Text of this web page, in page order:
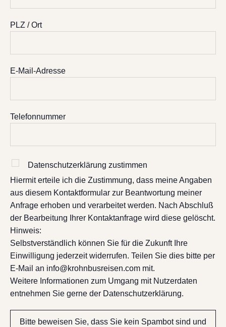
PLZ / Ort
E-Mail-Adresse
Telefonnummer
Datenschutzerklärung zustimmen
Hiermit erteile ich die Zustimmung, dass meine Angaben
aus diesem Kontaktformular zur Beantwortung meiner
Anfrage erhoben und verarbeitet werden. Nach Abschluß
der Bearbeitung Ihrer Kontaktanfrage wird diese gelöscht.
Hinweis:
Selbstverständlich können Sie für die Zukunft Ihre
Einwilligung jederzeit widerrufen. Teilen Sie dies bitte per
E-Mail an info@krohnbusreisen.com mit.
Weitere Informationen zum Umgang mit Nutzerdaten
entnehmen Sie gerne der Datenschutzerklärung.
Bitte beweisen Sie, dass Sie kein Spambot sind und